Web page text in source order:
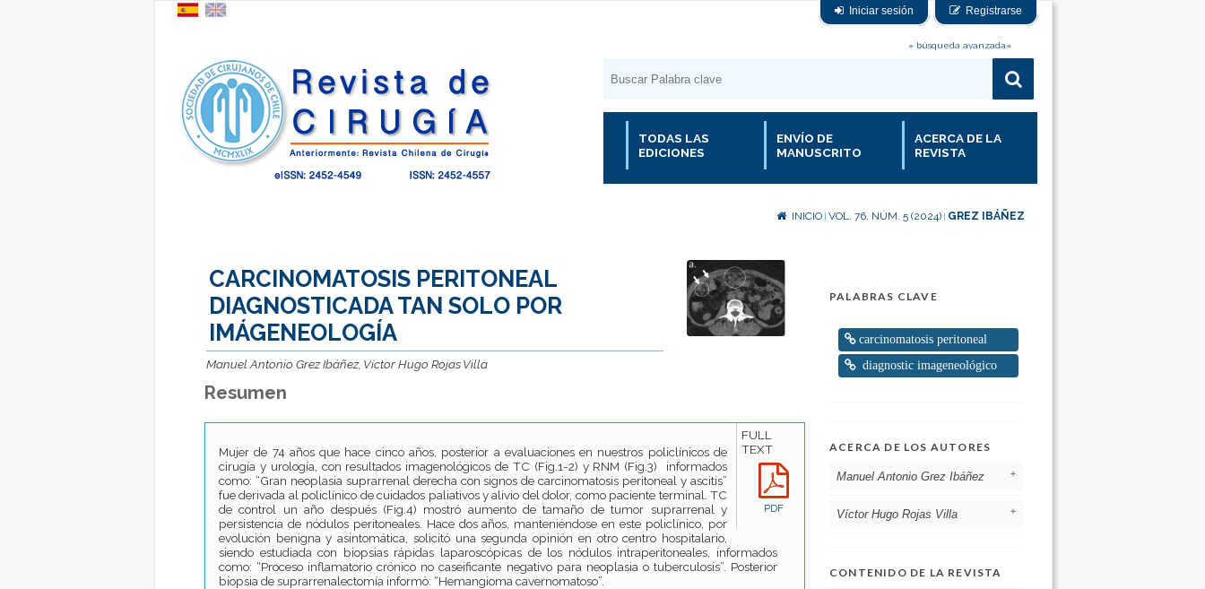
Iniciar sesión Registrarse
» búsqueda avanzada«
TODAS LAS
EDICIONES
ENVÍO DE
MANUSCRITO
ACERCA DE LA
REVISTA
INICIO VOL. 76, NÚM. 5 (2024) GREZ IBÁÑEZ
PALABRAS CLAVE
carcinomatosis peritoneal
diagnostic imageneológico
ACERCA DE LOS AUTORES
Manuel Antonio Grez Ibáñez
Hospital base San Juan de Dios de
Servicio de Urgencia:Cirujano articulo
Víctor Hugo Rojas Villa
Curicó
CONTENIDO DE LA REVISTA
CARCINOMATOSIS PERITONEAL
DIAGNOSTICADA TAN SOLO POR
IMÁGENEOLOGÍA
Manuel Antonio Grez Ibáñez, Víctor Hugo Rojas Villa
Resumen
FULL
TEXT
PDF
Mujer de 74 años que hace cinco años, posterior a evaluaciones en nuestros policlínicos de
cirugía y urología, con resultados imagenológicos de TC (Fig.1-2) y RNM (Fig.3) informados
como: “Gran neoplasia suprarrenal derecha con signos de carcinomatosis peritoneal y ascitis”
fue derivada al policlínico de cuidados paliativos y alivio del dolor, como paciente terminal. TC
de control un año después (Fig.4) mostró aumento de tamaño de tumor suprarrenal y
persistencia de nódulos peritoneales. Hace dos años, manteniéndose en este policlínico, por
evolución benigna y asintomática, solicitó una segunda opinión en otro centro hospitalario,
siendo estudiada con biopsias rápidas laparoscópicas de los nódulos intraperitoneales, informados
como: “Proceso inflamatorio crónico no caseificante negativo para neoplasia o tuberculosis”. Posterior
biopsia de suprarrenalectomía informò: “Hemangioma cavernomatoso”.